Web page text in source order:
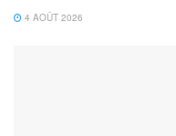
4 AOÛT 2026